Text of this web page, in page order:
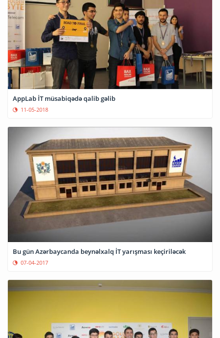
AppLab İT müsabiqədə qalib gəlib
11-05-2018
Bu gün Azərbaycanda beynəlxalq İT yarışması keçiriləcək
07-04-2017